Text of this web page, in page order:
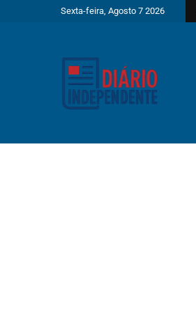
Sexta-feira, Agosto 7 2026
controlos fronteiriços e ameaça